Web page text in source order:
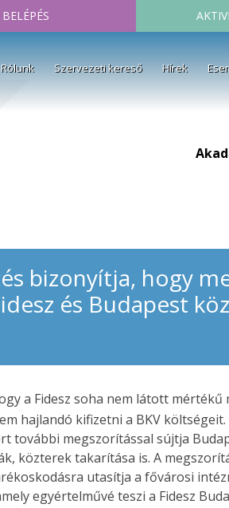
BELÉPÉS
Rólunk Szervezeti kereső Hírek
bizonyítja, hogy
és Budapest
a Fidesz soha nem látott
hajlandó kifizetni a BKV
további megszorítással sújtja
közterek takarítása is. A
utasítja a fővárosi
egyértelművé teszi a Fidesz